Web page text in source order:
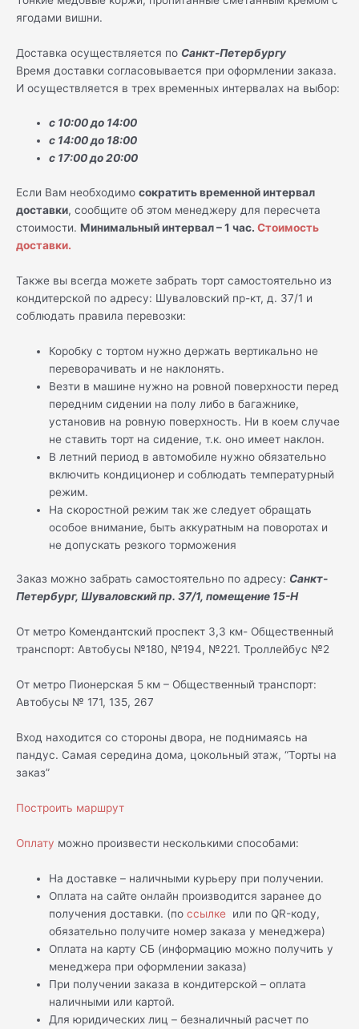
ягодами вишни.
Доставка осуществляется по Санкт-Петербургу
Время доставки согласовывается при оформлении заказа.
И осуществляется в трех временных интервалах на выбор:
с 10:00 до 14:00
с 14:00 до 18:00
с 17:00 до 20:00
Если Вам необходимо сократить временной интервал
доставки, сообщите об этом менеджеру для пересчета
стоимости. Минимальный интервал – 1 час. Стоимость
доставки.
Также вы всегда можете забрать торт самостоятельно из
кондитерской по адресу: Шуваловский пр-кт, д. 37/1 и
соблюдать правила перевозки:
Коробку с тортом нужно держать вертикально не
переворачивать и не наклонять.
Везти в машине нужно на ровной поверхности перед
передним сидении на полу либо в багажнике,
установив на ровную поверхность. Ни в коем случае
не ставить торт на сидение, т.к. оно имеет наклон.
В летний период в автомобиле нужно обязательно
включить кондиционер и соблюдать температурный
режим.
На скоростной режим так же следует обращать
особое внимание, быть аккуратным на поворотах и
не допускать резкого торможения
Заказ можно забрать самостоятельно по адресу: Санкт-
Петербург, Шуваловский пр. 37/1, помещение 15-Н
От метро Комендантский проспект 3,3 км- Общественный
транспорт: Автобусы №180, №194, №221. Троллейбус №2
От метро Пионерская 5 км – Общественный транспорт:
Автобусы № 171, 135, 267
Вход находится со стороны двора, не поднимаясь на
пандус. Самая середина дома, цокольный этаж, “Торты на
заказ”
Построить маршрут
Оплату можно произвести несколькими способами:
На доставке – наличными курьеру при получении.
Оплата на сайте онлайн производится заранее до
получения доставки. (поссылке или по QR-коду,
обязательно получите номер заказа у менеджера)
Оплата на карту СБ (информацию можно получить у
менеджера при оформлении заказа)
При получении заказа в кондитерской – оплата
наличными или картой.
Для юридических лиц – безналичный расчет по